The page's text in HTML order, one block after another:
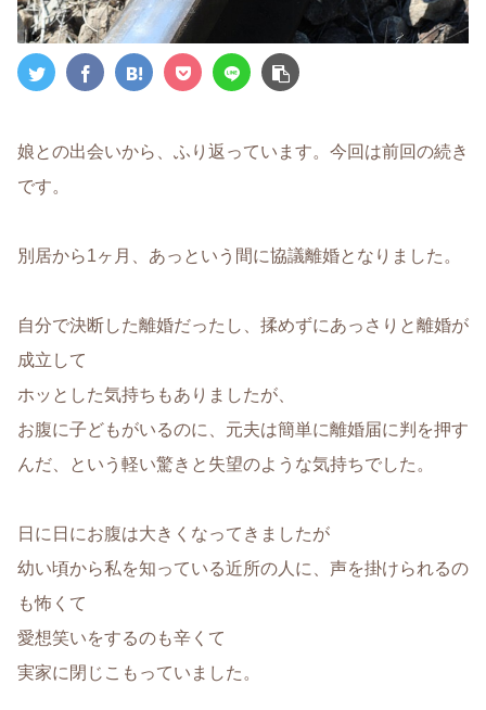
娘との出会いから、ふり返っています。今回は前回の続き
です。
別居から1ヶ月、あっという間に協議離婚となりました。
自分で決断した離婚だったし、揉めずにあっさりと離婚が
成立して
ホッとした気持ちもありましたが、
お腹に子どもがいるのに、元夫は簡単に離婚届に判を押す
んだ、という軽い驚きと失望のような気持ちでした。
日に日にお腹は大きくなってきましたが
幼い頃から私を知っている近所の人に、声を掛けられるの
も怖くて
愛想笑いをするのも辛くて
実家に閉じこもっていました。